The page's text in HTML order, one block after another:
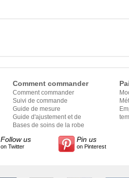
Comment commander
Comment commander
Suivi de commande
Guide de mesure
Guide d'ajustement et de
style
Bases de soins de la robe
Follow us
on Twitter
Pin us
on Pinterest